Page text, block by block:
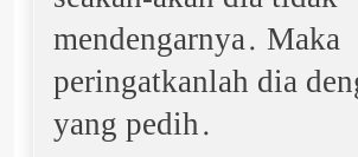
mendengarnya. Maka
peringatkanlah dia
yang pedih.